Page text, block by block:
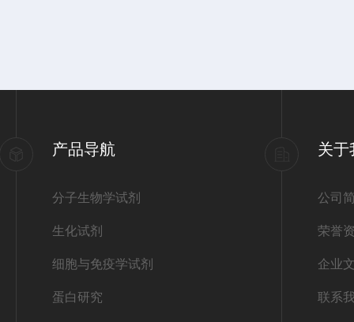
产品导航
分子生物学试剂
生化试剂
细胞与免疫学试剂
蛋白研究
关于
公司
荣誉
企业
联系